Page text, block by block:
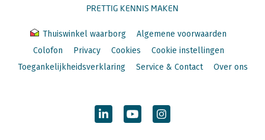
PRETTIG KENNIS MAKEN
Thuiswinkel waarborg
Algemene voorwaarden
Colofon
Privacy Cookies
Cookie instellingen
Toegankelijkheidsverklaring
Service & Contact Over ons